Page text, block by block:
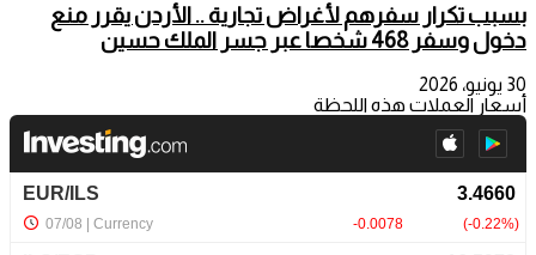
بسبب تكرار سفرهم لأغراض تجارية .. الأردن يقرر منع
دخول وسفر 468 شخصا عبر جسر الملك حسين
30 يونيو، 2026
أسعار العملات هذه اللحظة